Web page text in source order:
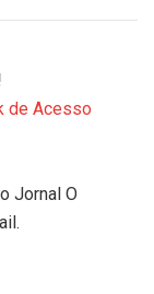
de Acesso
Jornal O